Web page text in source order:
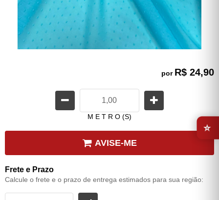
por R$ 24,90
M E T R O (S)
AVISE-ME
Frete e Prazo
Calcule o frete e o prazo de entrega estimados para sua região:
⭐